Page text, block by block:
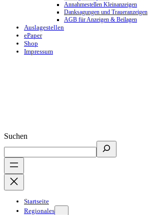
Annahmestellen Kleinanzeigen
Danksagungen und Traueranzeigen
AGB für Anzeigen & Beilagen
Auslagestellen
ePaper
Shop
Impressum
Suchen
Startseite
Regionales